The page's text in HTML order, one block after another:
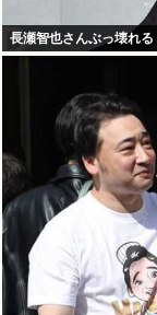
長瀬智也さんぶっ壊れ